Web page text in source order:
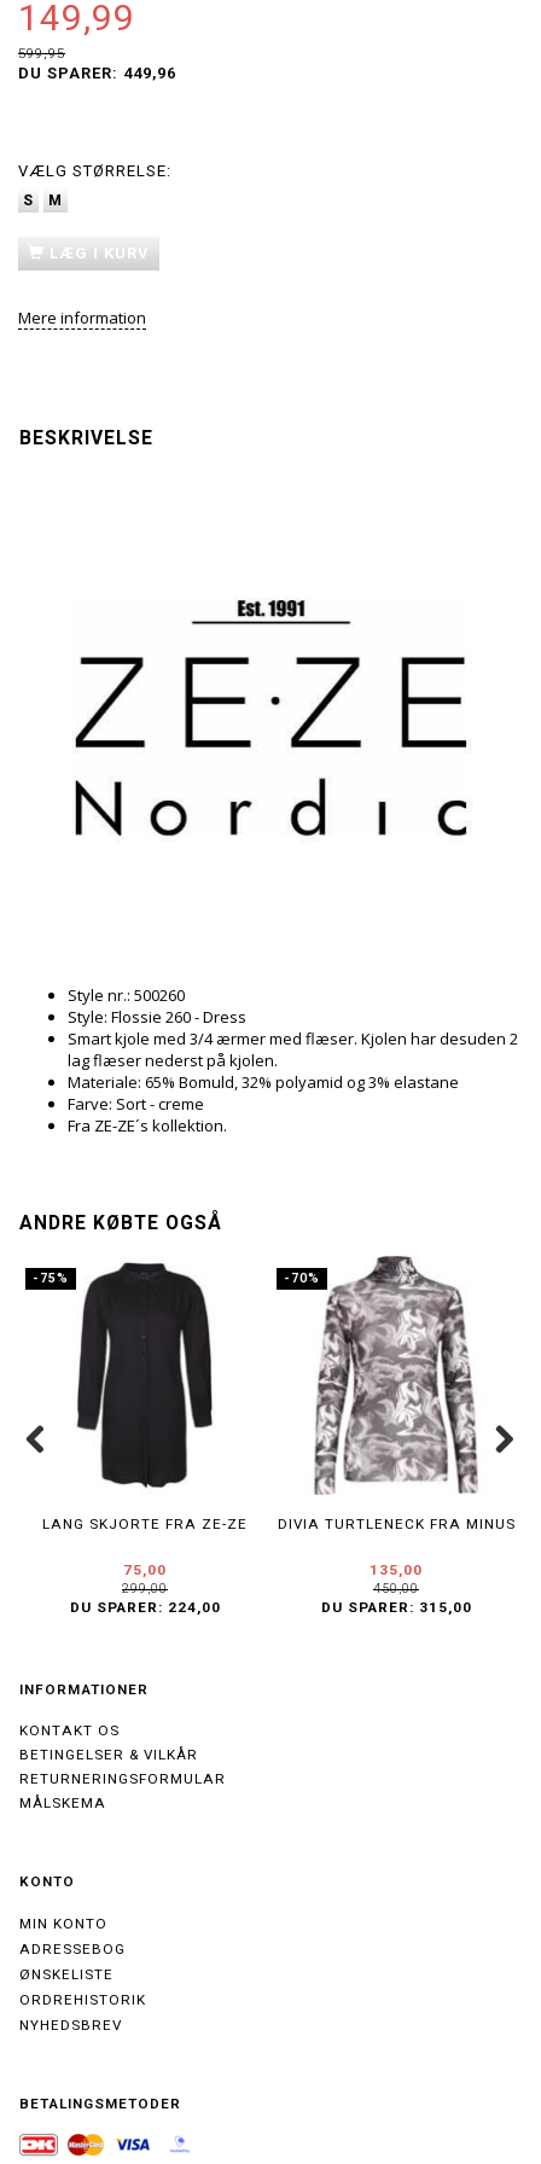
149,99
599,95
DU SPARER: 449,96
VÆLG STØRRELSE:
S M
LÆG I KURV
Mere information
BESKRIVELSE
Style nr.: 500260
Style: Flossie 260 - Dress
Smart kjole med 3/4 ærmer med flæser. Kjolen har desuden 2
lag flæser nederst på kjolen.
Materiale: 65% Bomuld, 32% polyamid og 3% elastane
Farve: Sort - creme
Fra ZE-ZE´s kollektion.
ANDRE KØBTE OGSÅ
-75%
LANG SKJORTE FRA ZE-ZE
75,00
299,00
DU SPARER: 224,00
-70%
DIVIA TURTLENECK FRA MINUS
135,00
450,00
DU SPARER: 315,00
INFORMATIONER
KONTAKT OS
BETINGELSER & VILKÅR
RETURNERINGSFORMULAR
MÅLSKEMA
KONTO
MIN KONTO
ADRESSEBOG
ØNSKELISTE
ORDREHISTORIK
NYHEDSBREV
BETALINGSMETODER